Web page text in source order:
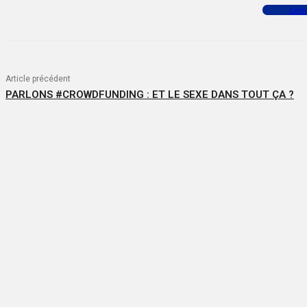
Article précédent
PARLONS #CROWDFUNDING : ET LE SEXE DANS TOUT ÇA ?